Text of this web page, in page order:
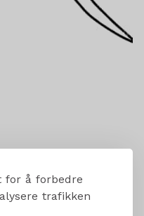
for å forbedre
trafikken